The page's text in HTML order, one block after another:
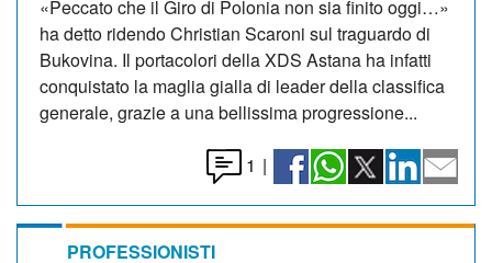
«Peccato che il Giro di Polonia non sia finito oggi…»
ha detto ridendo Christian Scaroni sul traguardo di
Bukovina. Il portacolori della XDS Astana ha infatti
conquistato la maglia gialla di leader della classifica
generale, grazie a una bellissima progressione...
1 |
PROFESSIONISTI